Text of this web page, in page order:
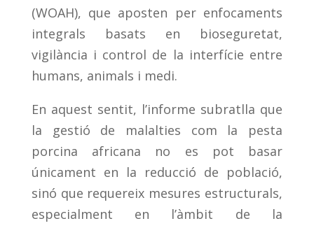
(WOAH), que aposten per enfocaments
integrals basats en bioseguretat,
vigilància i control de la interfície entre
humans, animals i medi.
En aquest sentit, l’informe subratlla que
la gestió de malalties com la pesta
porcina africana no es pot basar
únicament en la reducció de població,
sinó que requereix mesures estructurals,
especialment en l’àmbit de la